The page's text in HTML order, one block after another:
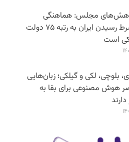
مجلس: هماهنگی
نهادی شرط رسیدن ایران به رتبه ۷۵ دولت
است
بلوچی، لکی و گیلکی؛ زبان‌هایی
هوش مصنوعی برای بقا به
دارند